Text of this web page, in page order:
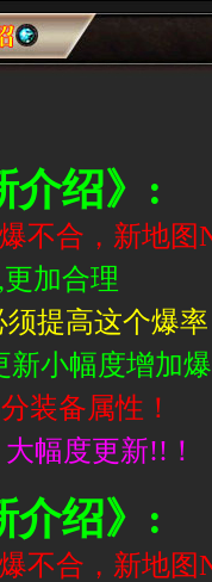
介绍》:
不合，新地图
加合理
提高这个爆率
新小幅度增加
装备属性！
幅度更新!!！
介绍》:
不合，新地图